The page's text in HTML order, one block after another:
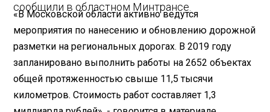
сообщили в областном Минтрансе.
«В Московской области активно ведутся
мероприятия по нанесению и обновлению дорожной
разметки на региональных дорогах. В 2019 году
запланировано выполнить работы на 2652 объектах
общей протяженностью свыше 11,5 тысячи
километров. Стоимость работ составляет 1,3